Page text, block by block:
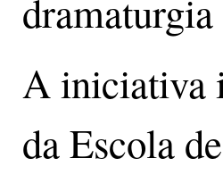
A iniciativa
da Escola